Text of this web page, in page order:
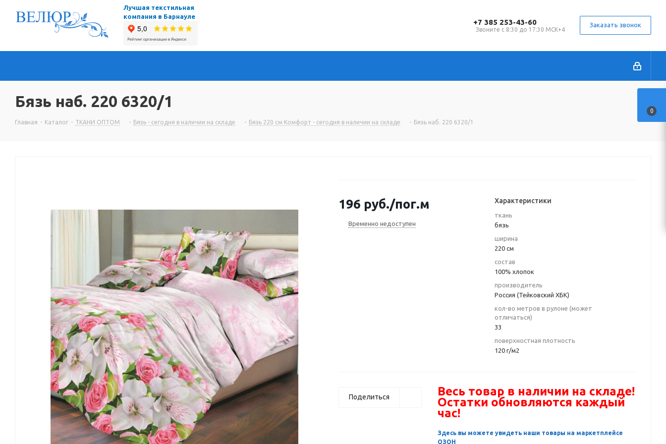
Лучшая текстильная
компания в Барнауле
+7 385 253-43-60
Звоните с 8:30 до 17:30 МСК+4
Заказать звонок
Бязь наб. 220 6320/1
Главная - Каталог - ТКАНИ ОПТОМ - Бязь - сегодня в наличии на складе - Бязь 220 см Комфорт - сегодня в наличии на складе - Бязь наб. 220 6320/1
196 руб./пог.м
Временно недоступен
Характеристики
ткань
бязь
ширина
220 см
состав
100% хлопок
производитель
Россия (Тейковский ХБК)
кол-во метров в рулоне (может
отличаться)
33
поверхностная плотность
120 г/м2
Поделиться
Весь товар в наличии на складе!
Остатки обновляются каждый
час!
Здесь вы можете увидеть наши товары на маркетплейсе
ОЗОН
0